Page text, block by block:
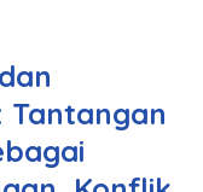
Tantangan